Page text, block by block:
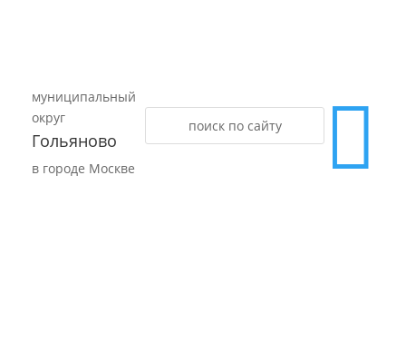
муниципальный
округ
Гольяново
в городе Москве 